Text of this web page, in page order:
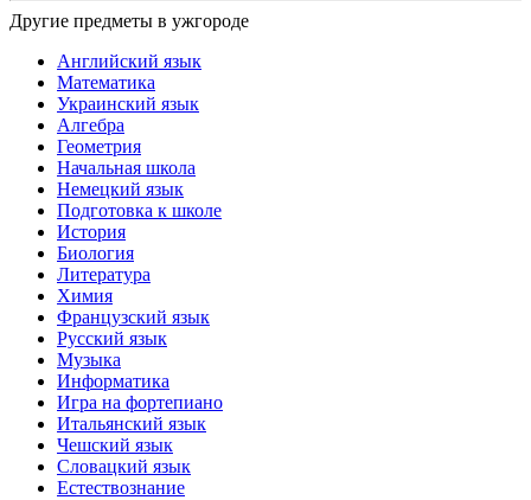
Другие предметы в ужгороде
Английский язык
Математика
Украинский язык
Алгебра
Геометрия
Начальная школа
Немецкий язык
Подготовка к школе
История
Биология
Литература
Химия
Французский язык
Русский язык
Музыка
Информатика
Игра на фортепиано
Итальянский язык
Чешский язык
Словацкий язык
Естествознание